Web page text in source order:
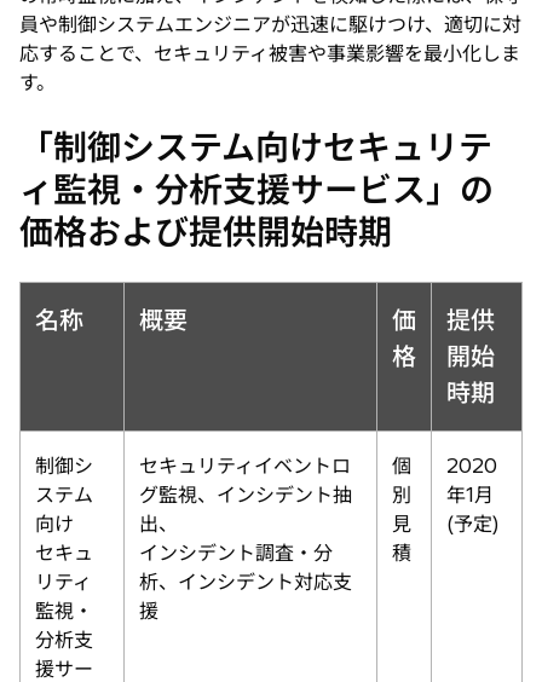
員や制御システムエンジニアが迅速に駆けつけ、適切に対
応することで、セキュリティ被害や事業影響を最小化しま
す。
「制御システム向けセキュリテ
ィ監視・分析支援サービス」の
価格および提供開始時期
名称 概要
価
格
提供
開始
時期
制御シ
ステム
向け
セキュ
リティ
監視・
分析支
援サー
セキュリティイベントロ
グ監視、インシデント抽
出、
インシデント調査・分
析、インシデント対応支
援
個
別
見
積
2020
年1月
(予定)